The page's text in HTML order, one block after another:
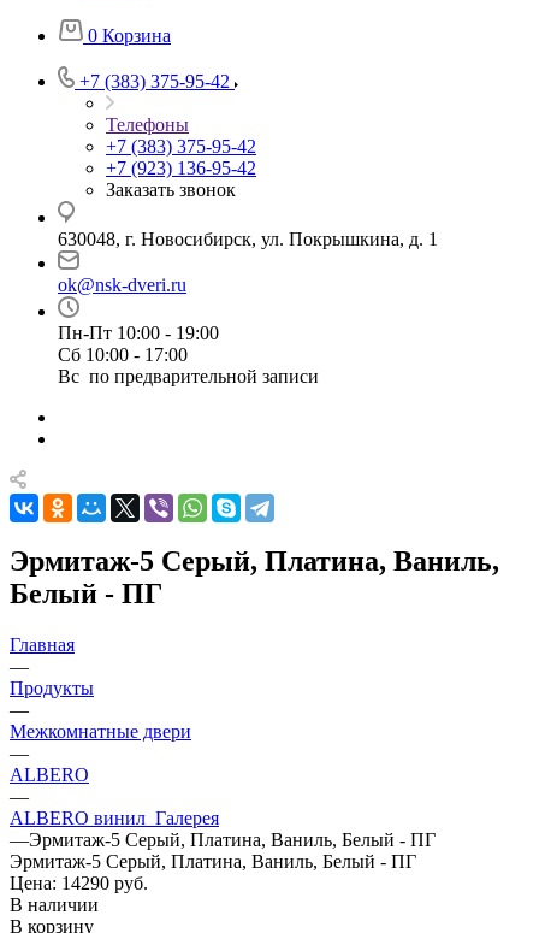
0 Корзина
+7 (383) 375-95-42
Телефоны
+7 (383) 375-95-42
+7 (923) 136-95-42
Заказать звонок
630048, г. Новосибирск, ул. Покрышкина, д. 1
ok@nsk-dveri.ru
Пн-Пт 10:00 - 19:00
Сб 10:00 - 17:00
Вс по предварительной записи
Эрмитаж-5 Серый, Платина, Ваниль,
Белый - ПГ
Главная
—
Продукты
—
Межкомнатные двери
—
ALBERO
—
ALBERO винил_Галерея
—Эрмитаж-5 Серый, Платина, Ваниль, Белый - ПГ
Эрмитаж-5 Серый, Платина, Ваниль, Белый - ПГ
Цена: 14290 руб.
В наличии
В корзину